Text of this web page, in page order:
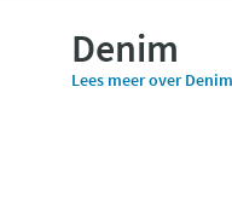
Denim
Lees meer over Denim